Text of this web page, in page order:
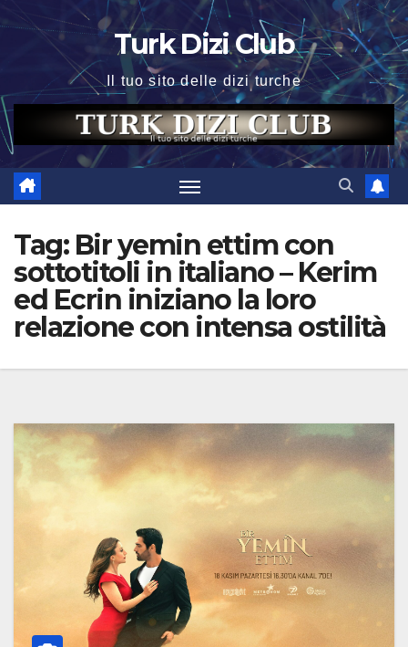
Turk Dizi Club
Il tuo sito delle dizi turche
Tag: Bir yemin ettim con
sottotitoli in italiano – Kerim
ed Ecrin iniziano la loro
relazione con intensa ostilità